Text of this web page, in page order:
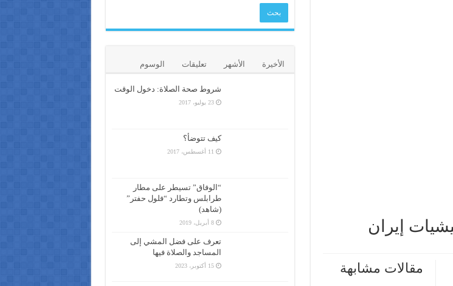
مقالات مشابهة
الأخيرة الأشهر تعليقات الوسوم
شروط صحة الصلاة: دخول الوقت
23 يوليو، 2017
كيف تتوضأ؟
11 أغسطس، 2017
“الوفاق” تسيطر على مطار
طرابلس وتطارد “فلول حفتر”
(شاهد)
8 أبريل، 2019
تعرف على فضل المشي إلى
المساجد والصلاة فيها
15 أكتوبر، 2023